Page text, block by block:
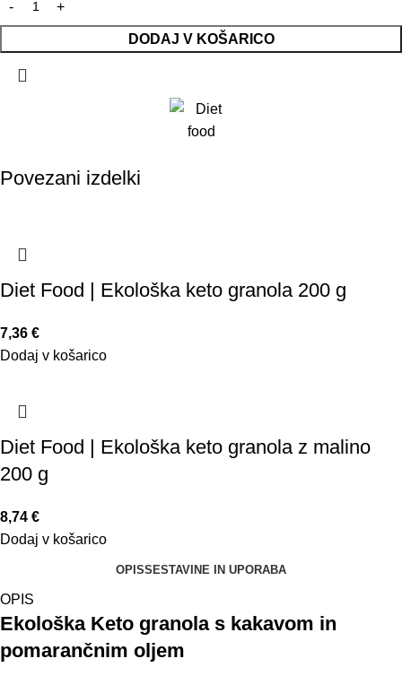
DODAJ V KOŠARICO
Povezani izdelki
Diet Food | Ekološka keto granola 200 g
7,36 €
Dodaj v košarico
Diet Food | Ekološka keto granola z malino
200 g
8,74 €
Dodaj v košarico
OPISSESTAVINE IN UPORABA
OPIS
Ekološka Keto granola s kakavom in
pomarančnim oljem